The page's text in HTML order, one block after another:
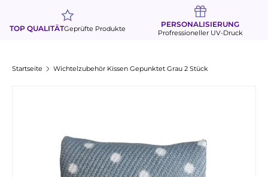
TOP QUALITÄTGeprüfte Produkte PERSONALISIERUNG
Profressioneller UV-Druck
Startseite Wichtelzubehör Kissen Gepunktet Grau 2 Stück